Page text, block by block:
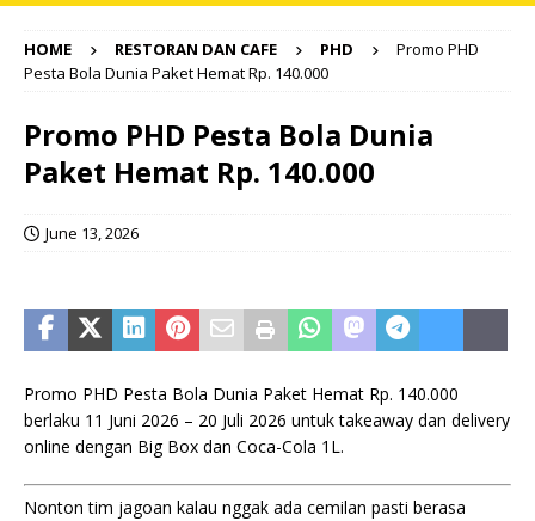
HOME RESTORAN DAN CAFE PHD
Promo PHD
Pesta Bola Dunia Paket Hemat Rp. 140.000
Promo PHD Pesta Bola Dunia
Paket Hemat Rp. 140.000
June 13, 2026
Promo PHD Pesta Bola Dunia Paket Hemat Rp. 140.000
berlaku 11 Juni 2026 – 20 Juli 2026 untuk takeaway dan delivery
online dengan Big Box dan Coca-Cola 1L.
Nonton tim jagoan kalau nggak ada cemilan pasti berasa